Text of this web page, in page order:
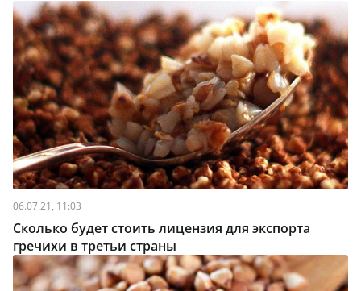
06.07.21, 11:03
Сколько будет стоить лицензия для экспорта
гречихи в третьи страны